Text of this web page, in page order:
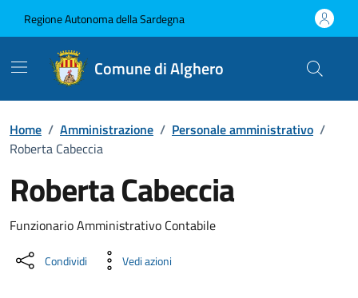
Regione Autonoma della Sardegna
Comune di Alghero
Home / Amministrazione / Personale amministrativo /
Roberta Cabeccia
Roberta Cabeccia
Dettaglio della persona
Funzionario Amministrativo Contabile
Condividi Vedi azioni